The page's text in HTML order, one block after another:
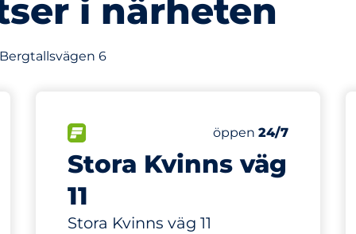
i närheten
6
Stora Kvinns väg
11
Stora Kvinns väg 11
Antal parkeringsplatser:
Totalt antal
Fredag&nbsp
öppen24/7
64 m